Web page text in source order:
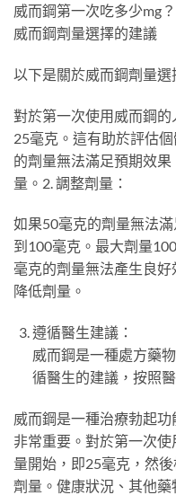
威而鋼第一次吃多少mg
威而鋼劑量選擇的建議
以下是關於威而鋼劑量選
對於第一次使用威而鋼
25毫克。這有助於評估
的劑量無法滿足預期效
量。2. 調整劑量：
如果50毫克的劑量無法
到100毫克。最大劑量
毫克的劑量無法產生良
降低劑量。
遵循醫生建議：
威而鋼是一種處方藥
循醫生的建議，按照
威而鋼是一種治療勃起
非常重要。對於第一次
量開始，即25毫克，然
劑量。健康狀況、其他